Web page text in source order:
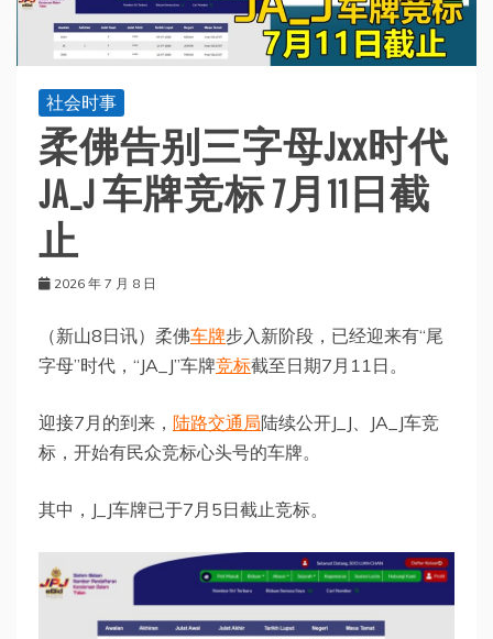
社会时事
柔佛告别三字母Jxx时代
JA_J 车牌竞标 7月11日截
止
2026 年 7 月 8 日
（新山8日讯）柔佛车牌步入新阶段，已经迎来有“尾
字母”时代，“JA_J”车牌竞标截至日期7月11日。
迎接7月的到来， 陆路交通局陆续公开J_J、JA_J车竞
标，开始有民众竞标心头号的车牌。
其中，J_J车牌已于7月5日截止竞标。